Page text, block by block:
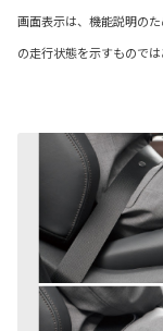
画面表示は、機能説明の
の走行状態を示すものでは